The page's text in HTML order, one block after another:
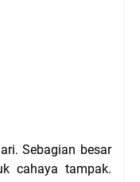
Sebagian besar
cahaya tampak.